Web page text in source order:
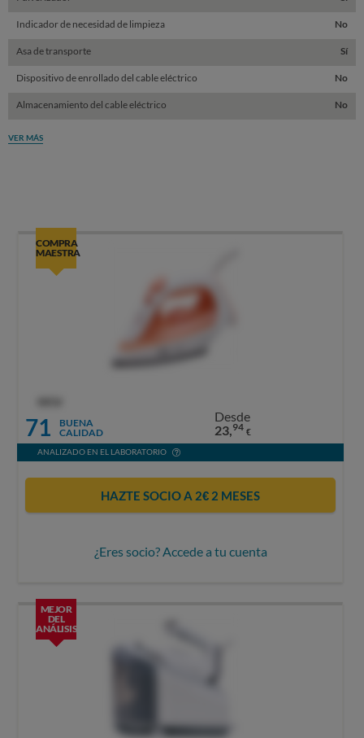
Indicador de necesidad de limpieza No
Asa de transporte Sí
Dispositivo de enrollado del cable eléctrico No
Almacenamiento del cable eléctrico No
VER MÁS
COMPRA
MAESTRA
71
BUENA
CALIDAD
Desde
23,94 €
ANALIZADO EN EL LABORATORIO
HAZTE SOCIO A 2€ 2 MESES
¿Eres socio? Accede a tu cuenta
MEJOR
DEL
ANÁLISIS